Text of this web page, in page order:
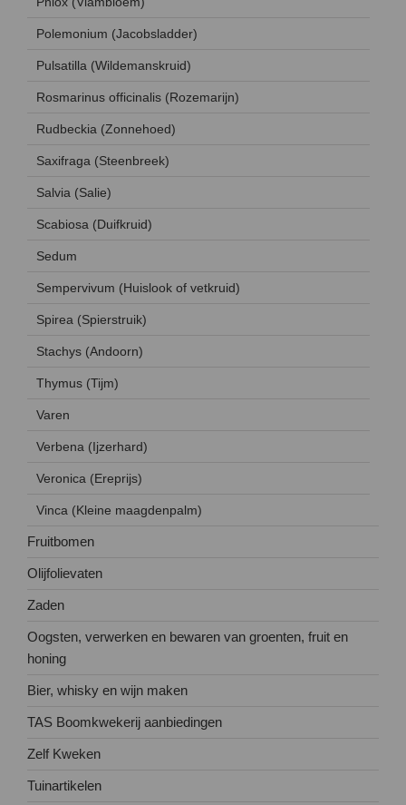
Polemonium (Jacobsladder)
Pulsatilla (Wildemanskruid)
Rosmarinus officinalis (Rozemarijn)
Rudbeckia (Zonnehoed)
Saxifraga (Steenbreek)
Salvia (Salie)
Scabiosa (Duifkruid)
Sedum
Sempervivum (Huislook of vetkruid)
Spirea (Spierstruik)
Stachys (Andoorn)
Thymus (Tijm)
Varen
Verbena (Ijzerhard)
Veronica (Ereprijs)
Vinca (Kleine maagdenpalm)
Fruitbomen
Olijfolievaten
Zaden
Oogsten, verwerken en bewaren van groenten, fruit en
honing
Bier, whisky en wijn maken
TAS Boomkwekerij aanbiedingen
Zelf Kweken
Tuinartikelen